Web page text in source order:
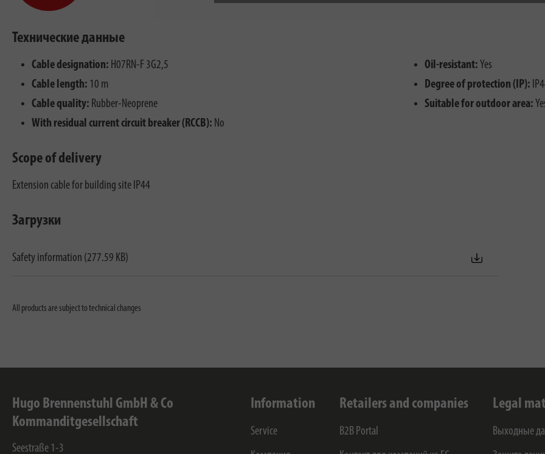
Технические данные
Cable designation: H07RN-F 3G2,5
Cable length: 10 m
Cable quality: Rubber-Neoprene
With residual current circuit breaker (RCCB): No
Oil-resistant: Yes
Degree of protection (IP):
Suitable for outdoor area:
Scope of delivery
Extension cable for building site IP44
Загрузки
Safety information (277.59 KB)
All products are subject to technical changes
Hugo Brennenstuhl GmbH & Co
Kommanditgesellschaft
Seestraße 1-3
Information
Service
Retailers and companies
B2B Portal
Legal
Выходные